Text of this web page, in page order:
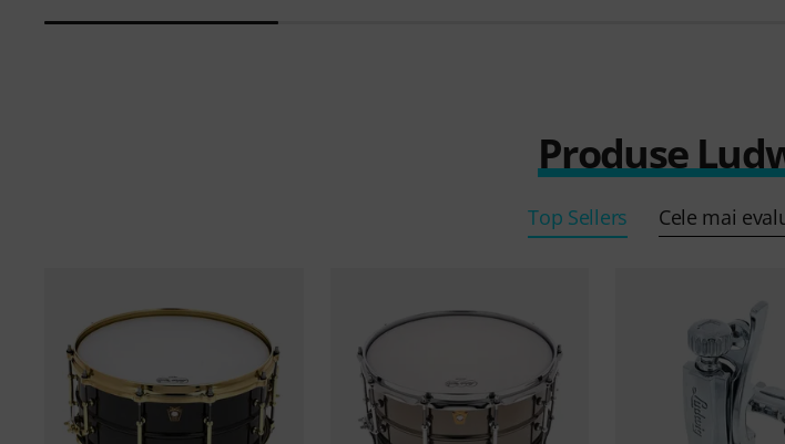
Produse
Top Sellers Cele mai